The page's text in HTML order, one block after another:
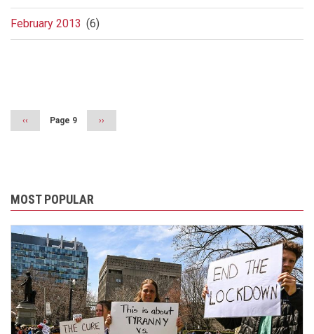
February 2013 (6)
Previous
page
‹‹ Page 9
Next
page
››
MOST POPULAR